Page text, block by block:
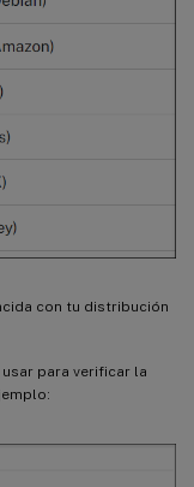
con tu distribución
usar para verificar la